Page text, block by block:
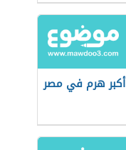
أكبر هرم في مصر